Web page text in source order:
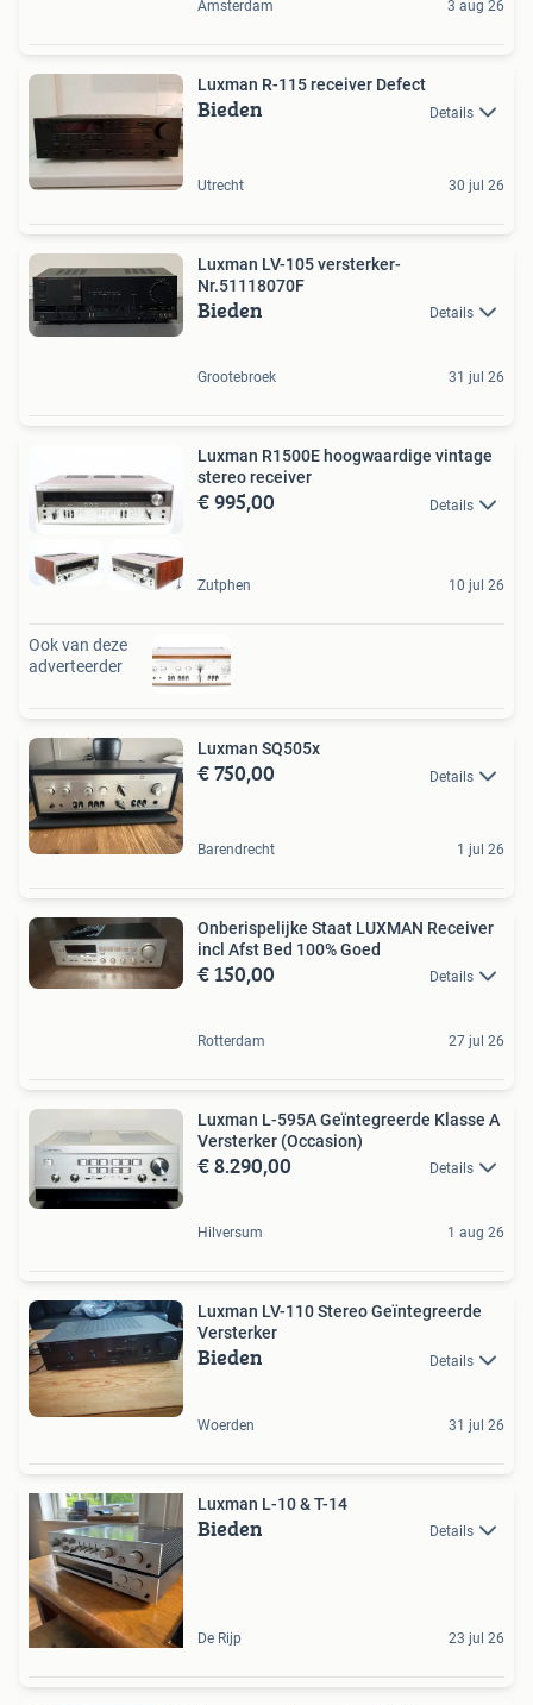
Amsterdam 3 aug 26
Luxman R-115 receiver Defect
Bieden Details
Utrecht 30 jul 26
Luxman LV-105 versterker-
Nr.51118070F
Bieden Details
Grootebroek 31 jul 26
Luxman R1500E hoogwaardige vintage
stereo receiver
€ 995,00 Details
Zutphen 10 jul 26
Ook van deze
adverteerder
Luxman SQ505x
€ 750,00 Details
Barendrecht 1 jul 26
Onberispelijke Staat LUXMAN Receiver
incl Afst Bed 100% Goed
€ 150,00 Details
Rotterdam 27 jul 26
Luxman L-595A Geïntegreerde Klasse A
Versterker (Occasion)
€ 8.290,00 Details
Hilversum 1 aug 26
Luxman LV-110 Stereo Geïntegreerde
Versterker
Bieden Details
Woerden 31 jul 26
Luxman L-10 & T-14
Bieden Details
De Rijp 23 jul 26